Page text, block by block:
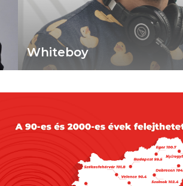
2026.08.05. 14:00
A szomszédban is
2026.08.05. 10:00
Bikfalvi Tomi ‘Biki’